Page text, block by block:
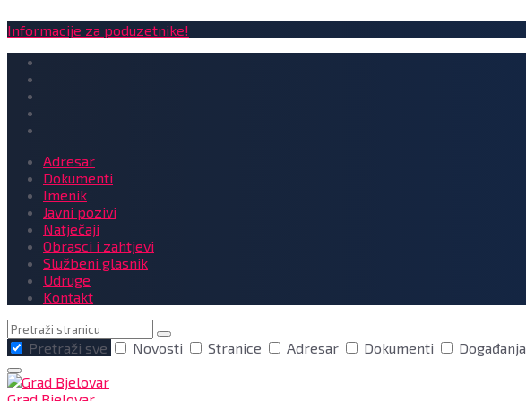
Informacije za poduzetnike!
Adresar
Dokumenti
Imenik
Javni pozivi
Natječaji
Obrasci i zahtjevi
Službeni glasnik
Udruge
Kontakt
Pretraga
Pretraži sve
Novosti Stranice Adresar Dokumenti Događanja